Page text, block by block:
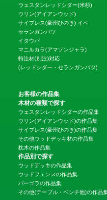
ウェスタンレッドシダー(米杉)
ウリン(アイアンウッド)
サイプレス(豪州ひのき) イペ
セランガンバツ
イタウバ
マニルカラ(アマゾンジャラ)
特注材(別注)対応
(レッドシダー・セランガンバツ)
お客様の作品集
木材の種類で探す
ウェスタンレッドシダーの作品集
ウリン(アイアンウッド)の作品集
サイプレス(豪州ひのき)の作品集
その他ウッドデッキ材の作品集
枕木の作品集
作品別で探す
ウッドデッキの作品集
ウッドフェンスの作品集
パーゴラの作品集
その他(テーブル・ベンチ他)の作品